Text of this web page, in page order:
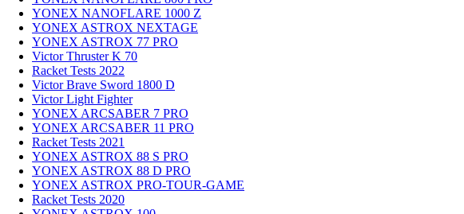
YONEX NANOFLARE 1000 Z
YONEX ASTROX NEXTAGE
YONEX ASTROX 77 PRO
Victor Thruster K 70
Racket Tests 2022
Victor Brave Sword 1800 D
Victor Light Fighter
YONEX ARCSABER 7 PRO
YONEX ARCSABER 11 PRO
Racket Tests 2021
YONEX ASTROX 88 S PRO
YONEX ASTROX 88 D PRO
YONEX ASTROX PRO-TOUR-GAME
Racket Tests 2020